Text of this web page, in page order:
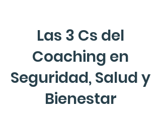
Las 3 Cs del
Coaching en
Seguridad, Salud y
Bienestar